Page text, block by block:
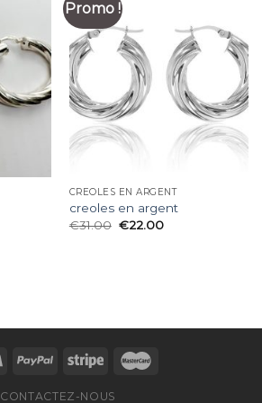
Promo !
CREOLES EN ARGENT
creoles en argent
€31.00 €22.00
CONTACTEZ-NOUS